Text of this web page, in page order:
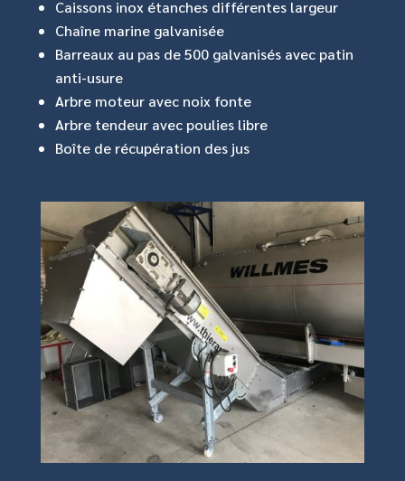
Caissons inox étanches différentes largeur
Chaîne marine galvanisée
Barreaux au pas de 500 galvanisés avec patin
anti-usure
Arbre moteur avec noix fonte
Arbre tendeur avec poulies libre
Boîte de récupération des jus